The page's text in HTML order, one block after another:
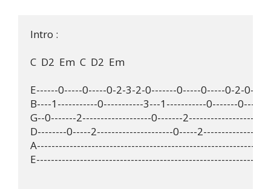
Intro :
C  D2  Em  C  D2  Em
E------0-----0-----0-2-3-2-0-------0-----0-----0-2-0---
B----1-----------0-----------3---1-----------0-------0---
G--0-------2-------------------0-------
D--------0-----2---------------------0-----